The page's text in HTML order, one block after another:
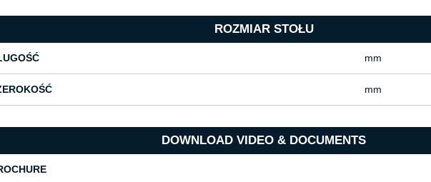
ROZMIAR STOŁU
mm
mm
DOWNLOAD VIDEO & DOCUMENTS